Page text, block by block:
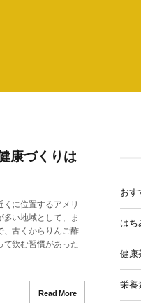
康づくりは
に位置するアメリ
い地域として、ま
、古くからりんご酢
て飲む習慣があった
Read More
おす
はち
健康
栄養